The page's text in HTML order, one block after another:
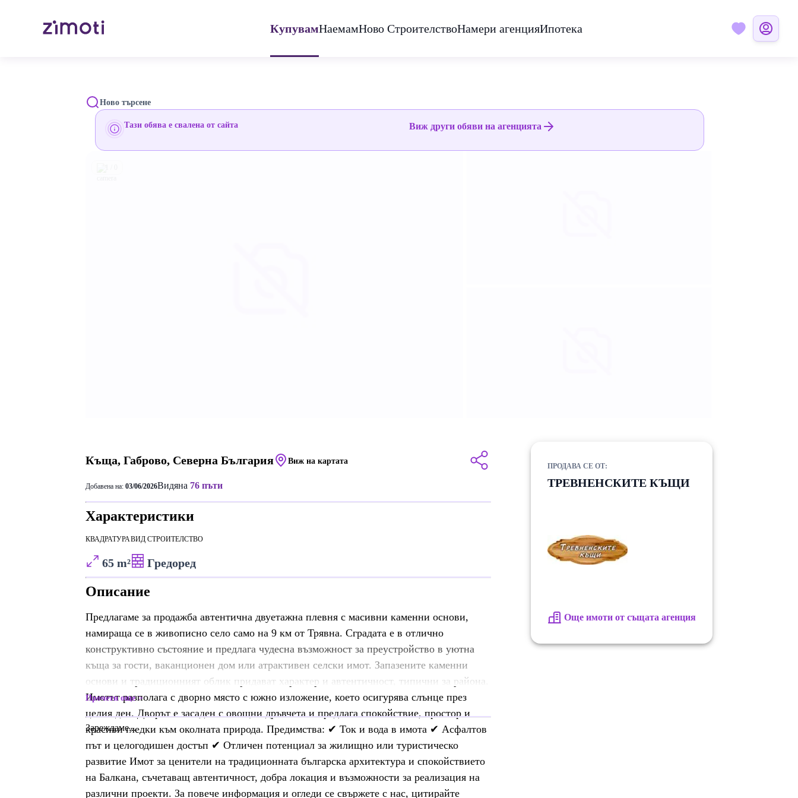
КупувамНаемамНово СтроителствоНамери агенцияИпотека
Ново търсене
Тази обява е свалена от сайта Виж други обяви на агенцията
Къща, Габрово, Северна България Виж на картата
Добавена на: 03/06/2026Видяна 76 пъти
Характеристики
КВАДРАТУРА
65 m²
ВИД СТРОИТЕЛСТВО
Гредоред
Описание
Предлагаме за продажба автентична двуетажна плевня с масивни каменни основи,
намираща се в живописно село само на 9 км от Трявна. Сградата е в отлично
конструктивно състояние и предлага чудесна възможност за преустройство в уютна
къща за гости, ваканционен дом или атрактивен селски имот. Запазените каменни
основи и традиционният облик придават характер и автентичност, типични за района.
Имотът разполага с дворно място с южно изложение, което осигурява слънце през
целия ден. Дворът е засаден с овощни дръвчета и предлага спокойствие, простор и
красиви гледки към околната природа. Предимства: ✔ Ток и вода в имота ✔ Асфалтов
път и целогодишен достъп ✔ Отличен потенциал за жилищно или туристическо
развитие Имот за ценители на традиционната българска архитектура и спокойствието
на Балкана, съчетаващ автентичност, добра локация и възможности за реализация на
различни проекти. За повече информация и огледи се свържете с нас, цитирайте
Прочети още
ПРОДАВА СЕ ОТ:
ТРЕВНЕНСКИТЕ КЪЩИ
Още имоти от същата агенция
Зареждаме...